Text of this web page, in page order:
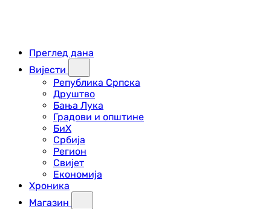
Преглед дана
Вијести
Република Српска
Друштво
Бања Лука
Градови и општине
БиХ
Србија
Регион
Свијет
Економија
Хроника
Магазин